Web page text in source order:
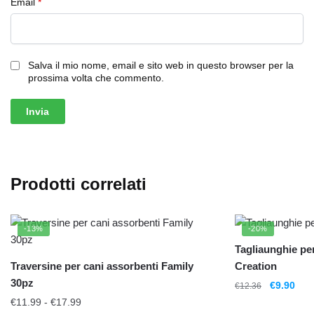
Salva il mio nome, email e sito web in questo browser per la
prossima volta che commento.
Prodotti correlati
-13%
Traversine per cani assorbenti Family
30pz
€11.99 - €17.99
-20%
Tagliaunghie
Creation
€12.36 €9.90